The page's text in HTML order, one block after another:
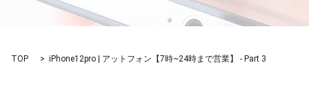
TOP iPhone12pro | アットフォン【7時~24時まで営業】 - Part 3